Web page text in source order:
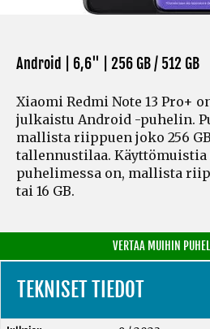
Android | 6,6" | 256 GB / 512 GB
Xiaomi Redmi Note 13 Pro+
julkaistu Android -puhelin.
mallista riippuen joko 256 GB
tallennustilaa. Käyttömuistia
puhelimessa on, mallista
tai 16 GB.
VERTAA MUIHIN
TEKNISET TIEDOT